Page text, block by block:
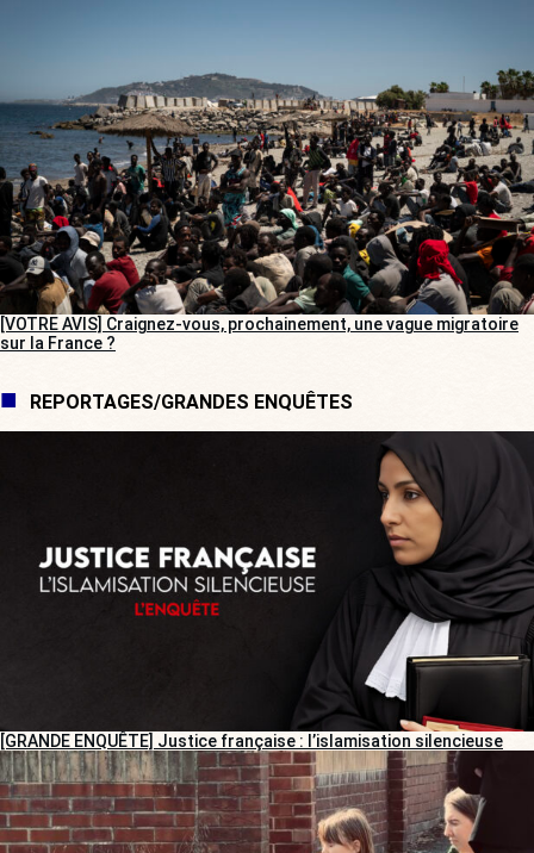
[VOTRE AVIS] Craignez-vous, prochainement, une vague migratoire
sur la France ?
REPORTAGES/GRANDES ENQUÊTES
[GRANDE ENQUÊTE] Justice française : l’islamisation silencieuse